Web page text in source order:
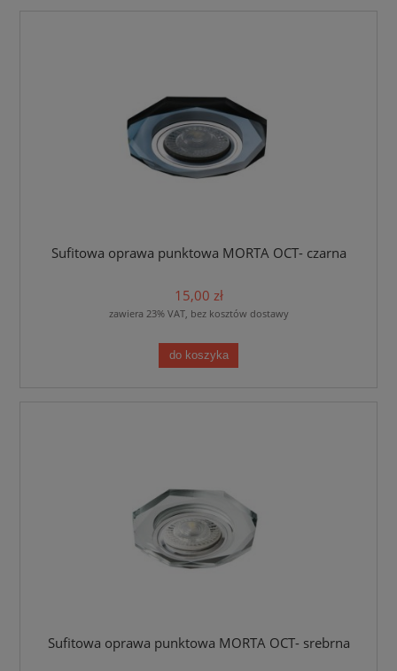
Sufitowa oprawa punktowa MORTA OCT- czarna
15,00 zł
zawiera 23% VAT, bez kosztów dostawy
do koszyka
Sufitowa oprawa punktowa MORTA OCT- srebrna